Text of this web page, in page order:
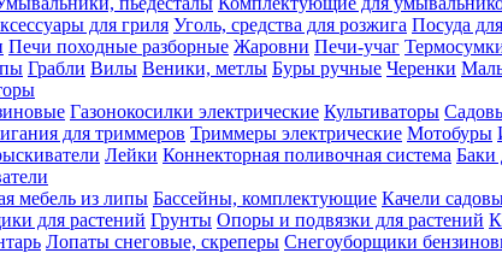
для гриля Уголь, средства для розжига Посуда
Печи походные разборные Жаровни Печи-учаг
Грабли Вилы Веники, метлы Буры ручные Черенки
Газонокосилки электрические Культиваторы
для триммеров Триммеры электрические Мотобуры
Лейки Коннекторная поливочная система Баки
мебель из липы Бассейны, комплектующие Качели
для растений Грунты Опоры и подвязки для растений
Лопаты снеговые, скреперы Снегоуборщики